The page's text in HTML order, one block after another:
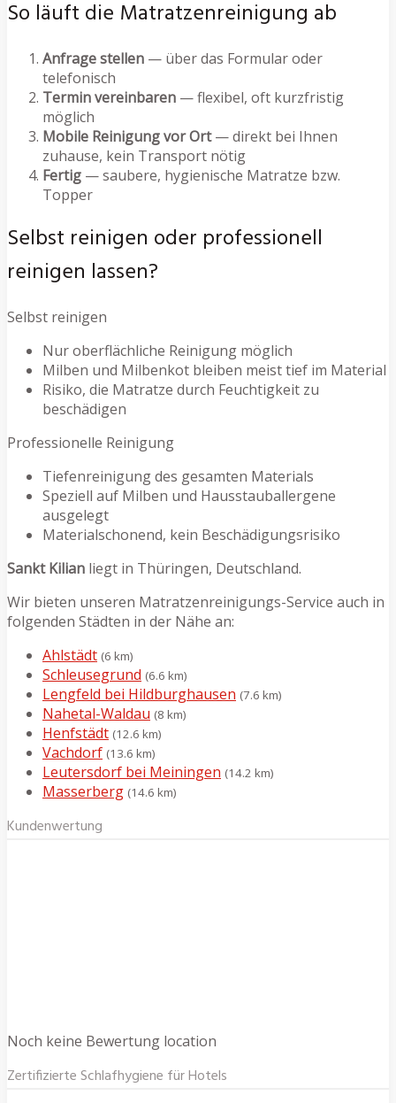
So läuft die Matratzenreinigung ab
Anfrage stellen — über das Formular oder
telefonisch
Termin vereinbaren — flexibel, oft kurzfristig
möglich
Mobile Reinigung vor Ort— direkt bei Ihnen
zuhause, kein Transport nötig
Fertig — saubere, hygienische Matratze bzw.
Topper
Selbst reinigen oder professionell
reinigen lassen?
Selbst reinigen
Nur oberflächliche Reinigung möglich
Milben und Milbenkot bleiben meist tief im Material
Risiko, die Matratze durch Feuchtigkeit zu
beschädigen
Professionelle Reinigung
Tiefenreinigung des gesamten Materials
Speziell auf Milben und Hausstauballergene
ausgelegt
Materialschonend, kein Beschädigungsrisiko
Sankt Kilian liegt in Thüringen, Deutschland.
Wir bieten unseren Matratzenreinigungs-Service auch in
folgenden Städten in der Nähe an:
Ahlstädt (6 km)
Schleusegrund (6.6 km)
Lengfeld bei Hildburghausen (7.6 km)
Nahetal-Waldau (8 km)
Henfstädt (12.6 km)
Vachdorf (13.6 km)
Leutersdorf bei Meiningen (14.2 km)
Masserberg (14.6 km)
Kundenwertung
Noch keine Bewertung location
Zertifizierte Schlafhygiene für Hotels